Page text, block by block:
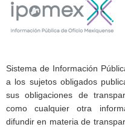
Sistema de Información
a los sujetos obligados
sus obligaciones de
como cualquier otra
difundir en materia de